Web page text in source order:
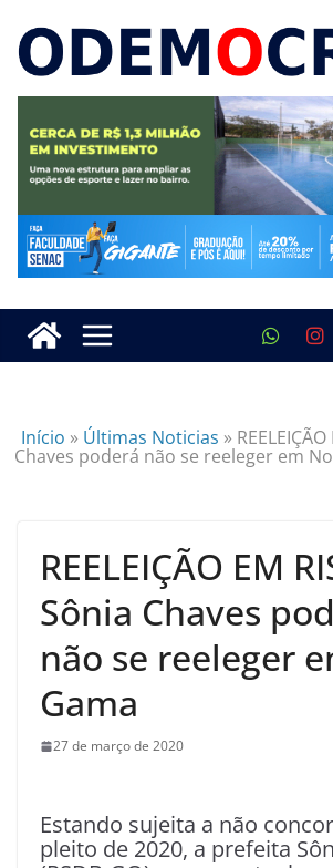
Início » Últimas Noticias »
Chaves poderá não se reeleger em
REELEIÇÃO EM
Sônia Chaves
não se reeleger
Gama
27 de março de 2020
Estando sujeita a não
pleito de 2020, a prefeita